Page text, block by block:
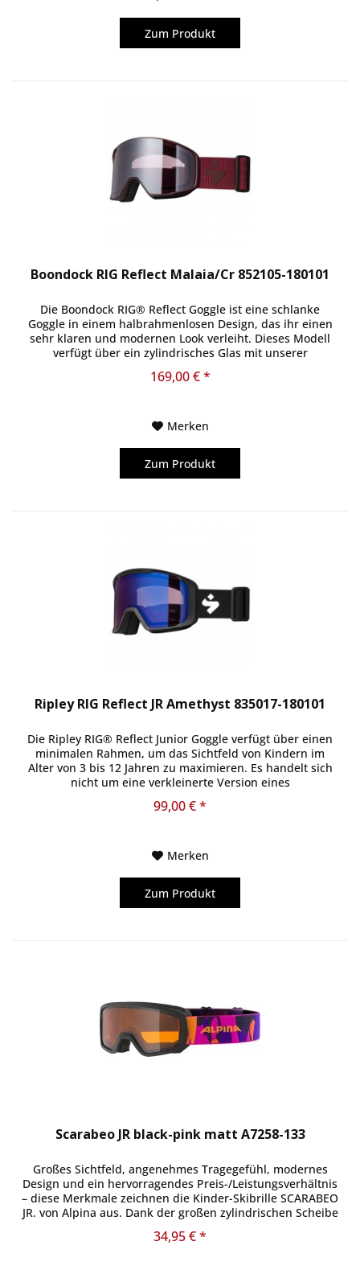
Zum Produkt
Boondock RIG Reflect Malaia/Cr 852105-180101
Die Boondock RIG® Reflect Goggle ist eine schlanke
Goggle in einem halbrahmenlosen Design, das ihr einen
sehr klaren und modernen Look verleiht. Dieses Modell
verfügt über ein zylindrisches Glas mit unserer
169,00 € *
Merken
Zum Produkt
Ripley RIG Reflect JR Amethyst 835017-180101
Die Ripley RIG® Reflect Junior Goggle verfügt über einen
minimalen Rahmen, um das Sichtfeld von Kindern im
Alter von 3 bis 12 Jahren zu maximieren. Es handelt sich
nicht um eine verkleinerte Version eines
99,00 € *
Merken
Zum Produkt
Scarabeo JR black-pink matt A7258-133
Großes Sichtfeld, angenehmes Tragegefühl, modernes
Design und ein hervorragendes Preis-/Leistungsverhältnis
– diese Merkmale zeichnen die Kinder-Skibrille SCARABEO
JR. von Alpina aus. Dank der großen zylindrischen Scheibe
34,95 € *